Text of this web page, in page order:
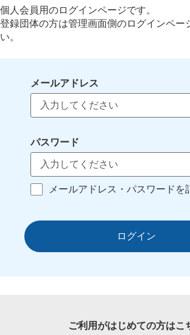
個人会員用のログインページです。
登録団体の方は管理画面側のログインペー
い。
メールアドレス
パスワード
メールアドレス・パスワードを
ログイン
ご利用がはじめての方はこ